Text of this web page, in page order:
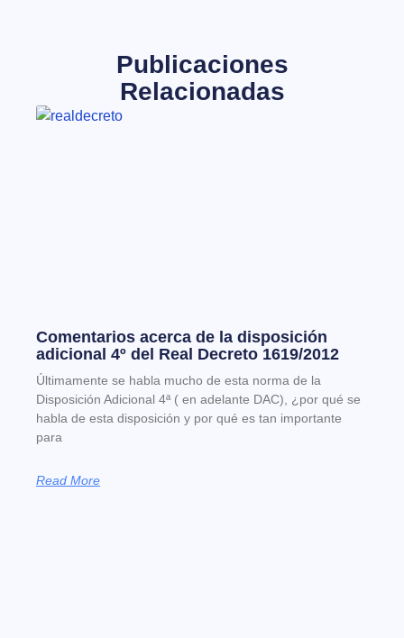
Publicaciones
Relacionadas
Comentarios acerca de la disposición
adicional 4º del Real Decreto 1619/2012
Últimamente se habla mucho de esta norma de la
Disposición Adicional 4ª ( en adelante DAC), ¿por qué se
habla de esta disposición y por qué es tan importante
para
Read More